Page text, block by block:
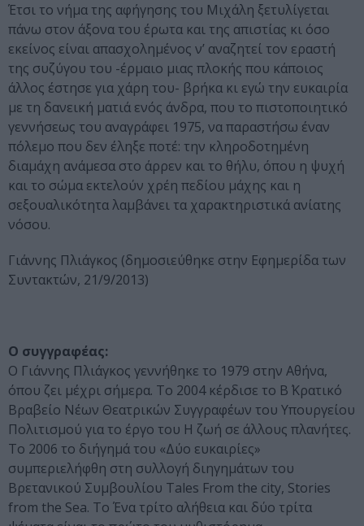
Έτσι το νήμα της αφήγησης του Μιχάλη ξετυλίγεται
πάνω στον άξονα του έρωτα και της απιστίας κι όσο
εκείνος είναι απασχολημένος ν’ αναζητεί τον εραστή
της συζύγου του -έρμαιο μιας πλοκής που κάποιος
άλλος έστησε για χάρη του- βρήκα κι εγώ την ευκαιρία
με τη δανεική ματιά ενός άνδρα, που το πιστοποιητικό
γεννήσεως του αναγράφει 1975, να παραστήσω έναν
πόλεμο που δεν έληξε ποτέ: την κληροδοτημένη
διαμάχη ανάμεσα στο άρρεν και το θήλυ, όπου η ψυχή
και το σώμα εκτελούν χρέη πεδίου μάχης και η
σεξουαλικότητα λαμβάνει τα χαρακτηριστικά ανίατης
νόσου.
Γιάννης Πλιάγκος (δημοσιεύθηκε στην Εφημερίδα των
Συντακτών, 21/9/2013)
Ο συγγραφέας:
Ο Γιάννης Πλιάγκος γεννήθηκε το 1979 στην Αθήνα,
όπου ζει μέχρι σήμερα. Το 2004 κέρδισε το Β΄ Κρατικό
Βραβείο Νέων Θεατρικών Συγγραφέων του Υπουργείου
Πολιτισμού για το έργο του Η ζωή σε άλλους πλανήτες.
Το 2006 το διήγημά του «Δύο ευκαιρίες»
συμπεριελήφθη στη συλλογή διηγημάτων του
Βρετανικού Συμβουλίου Tales From the city, Stories
from the Sea. Το Ένα τρίτο αλήθεια και δύο τρίτα